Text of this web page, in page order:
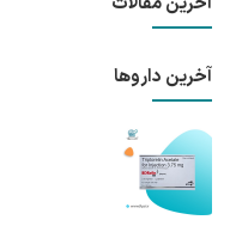
آخرین داروها